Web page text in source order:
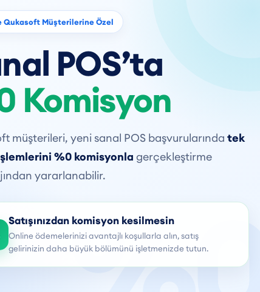
Qukasoft Müşterilerine Özel
POS’ta
Komisyon
müşterileri, yeni sanal POS başvurularında tek
%0 komisyonla gerçekleştirme
yararlanabilir.
Satışınızdan komisyon kesilmesin
Online ödemelerinizi avantajlı koşullarla alın, satış
gelirinizin daha büyük bölümünü işletmenizde tutun.